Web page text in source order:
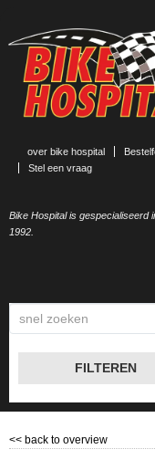
over bike hospital
Stel een vraag
Bike Hospital is gespecialiseerd
1992.
FILTEREN
<< back to overview